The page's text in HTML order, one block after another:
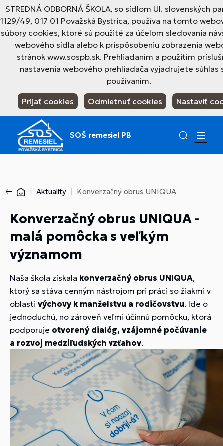
STREDNÁ ODBORNÁ ŠKOLA, so sídlom Ul. slovenských
1129/49, 017 01 Považská Bystrica, používa na tomto
súbory cookies, ktoré sú použité za účelom sledovania
webového sídla alebo k prispôsobeniu zobrazenia
stránok www.sospb.sk. Prehliadaním a použitím
nastavenia webového prehliadača vyjadrujete súhlas
používaním.
Prijať cookies Odmietnuť cookies Nastaviť
SOŠ remesiel PB
Aktuality Konverzačný obrus UNIQUA
Konverzačný obrus UNIQUA -
malá pomôcka s veľkým
významom
Naša škola získala konverzačný obrus UNIQUA,
ktorý sa stáva cenným nástrojom pri práci so žiakmi v
oblasti výchovy k manželstvu a rodičovstvu. Ide o
jednoduchú, no zároveň veľmi účinnú pomôcku, ktorá
podporuje otvorený dialóg, vzájomné počúvanie
a rozvoj medziľudských vzťahov.